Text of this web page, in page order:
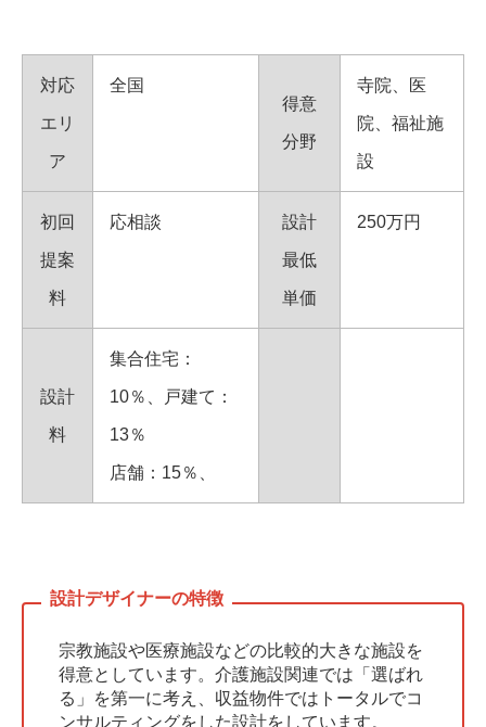
対応
エリ
ア
全国
得意
分野
寺院、医
院、福祉施
設
初回
提案
料
応相談 設計
最低
単価
250万円
設計
料
集合住宅：
10％、戸建て：
13％
店舗：15％、
宗教施設や医療施設などの比較的大きな施設を
得意としています。介護施設関連では「選ばれ
る」を第一に考え、収益物件ではトータルでコ
ンサルティングをした設計をしています。